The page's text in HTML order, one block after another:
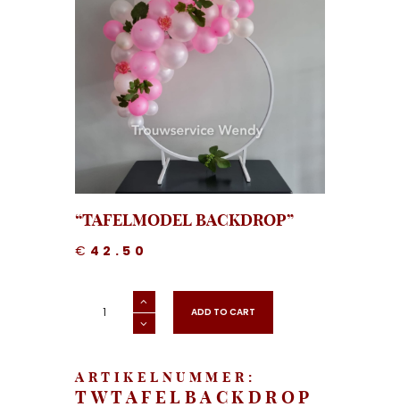
“TAFELMODEL BACKDROP”
€ 42.50
"Tafelmodel
Backdrop"
aantal ADD TO CART
ARTIKELNUMMER:
TWTAFELBACKDROP